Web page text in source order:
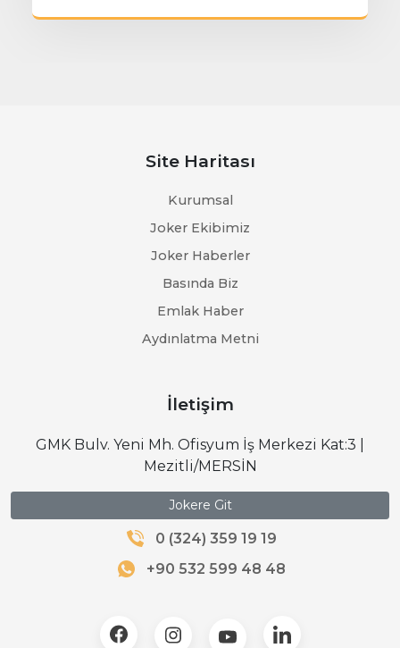
Site Haritası
Kurumsal
Joker Ekibimiz
Joker Haberler
Basında Biz
Emlak Haber
Aydınlatma Metni
İletişim
GMK Bulv. Yeni Mh. Ofisyum İş Merkezi Kat:3 |
Mezitli/MERSİN
Jokere Git
0 (324) 359 19 19
+90 532 599 48 48